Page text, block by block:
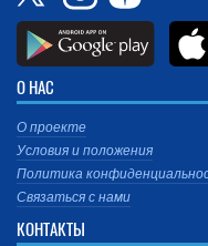
О НАС
О проекте
Условия и положения
Политика
Связаться с нами
КОНТАКТЫ